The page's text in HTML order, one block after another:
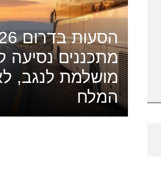
מתכננים נסיעה
מושלמת לנגב,
המלח